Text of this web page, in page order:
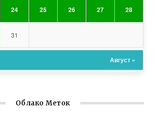
24 25 26 27 28
31
Август »
Облако Меток